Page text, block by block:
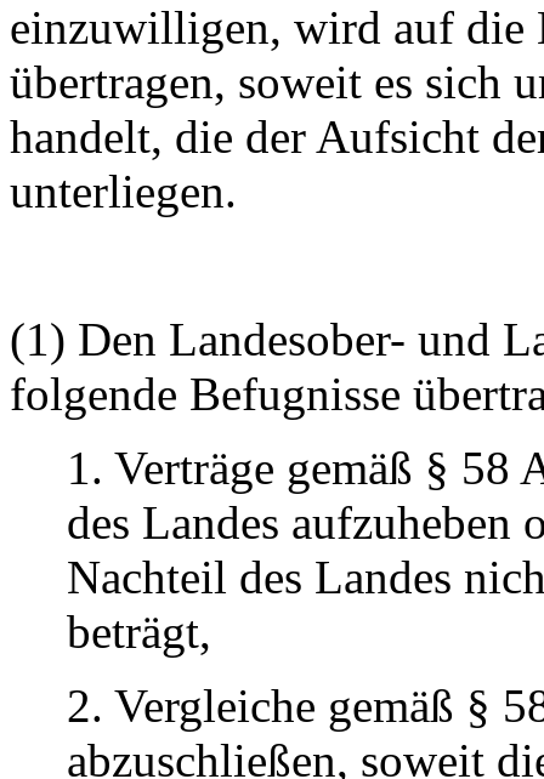
einzuwilligen, wird auf die
übertragen, soweit es sich
handelt, die der Aufsicht
unterliegen.
(1) Den Landesober- und
folgende Befugnisse
1. Verträge gemäß §
des Landes aufzuheben
Nachteil des Landes
beträgt,
2. Vergleiche gemäß §
abzuschließen, soweit